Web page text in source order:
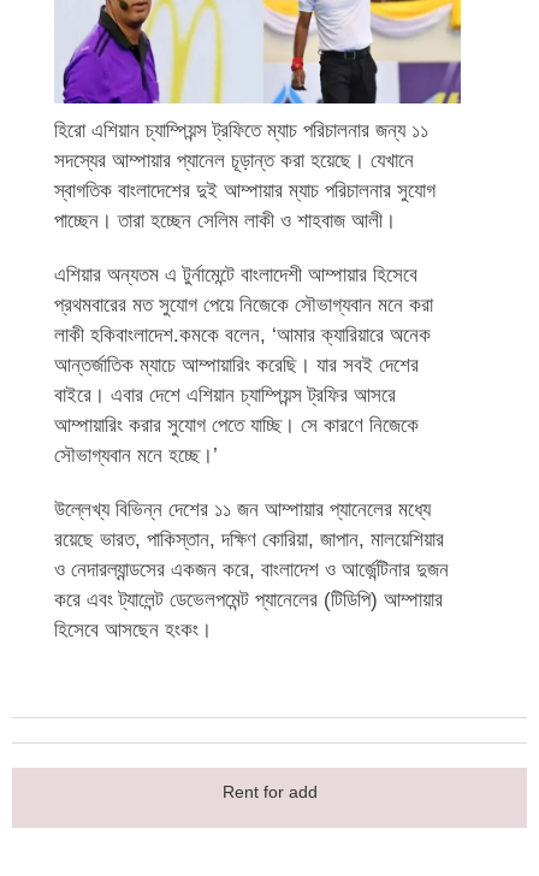
হিরো এশিয়ান চ্যাম্পিয়ন্স ট্রফিতে ম্যাচ পরিচালনার জন্য ১১
সদস্যের আম্পায়ার প্যানেল চূড়ান্ত করা হয়েছে। যেখানে
স্বাগতিক বাংলাদেশের দুই আম্পায়ার ম্যাচ পরিচালনার সুযোগ
পাচ্ছেন। তারা হচ্ছেন সেলিম লাকী ও শাহবাজ আলী।
এশিয়ার অন্যতম এ টুর্নামেন্টে বাংলাদেশী আম্পায়ার হিসেবে
প্রথমবারের মত সুযোগ পেয়ে নিজেকে সৌভাগ্যবান মনে করা
লাকী হকিবাংলাদেশ.কমকে বলেন, ‘আমার ক্যারিয়ারে অনেক
আন্তর্জাতিক ম্যাচে আম্পায়ারিং করেছি। যার সবই দেশের
বাইরে। এবার দেশে এশিয়ান চ্যাম্পিয়ন্স ট্রফির আসরে
আম্পায়ারিং করার সুযোগ পেতে যাচ্ছি। সে কারণে নিজেকে
সৌভাগ্যবান মনে হচ্ছে।’
উল্লেখ্য বিভিন্ন দেশের ১১ জন আম্পায়ার প্যানেলের মধ্যে
রয়েছে ভারত, পাকিস্তান, দক্ষিণ কোরিয়া, জাপান, মালয়েশিয়ার
ও নেদারল্যান্ডসের একজন করে, বাংলাদেশ ও আর্জেন্টিনার দুজন
করে এবং ট্যালেন্ট ডেভেলপমেন্ট প্যানেলের (টিডিপি) আম্পায়ার
হিসেবে আসছেন হংকং।
Rent for add